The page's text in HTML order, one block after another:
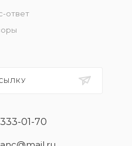
ответ
01-70